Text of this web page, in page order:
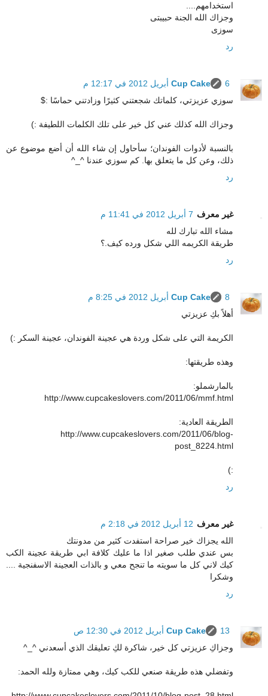
استخدامهم....
وجزاك الله الجنة حبيبتى
سوزى
رد
Cup Cake
6 أبريل 2012 في 12:17 م
سوزي عزيزتي، كلماتك شجعتني كثيرًا وزادتني حماسًا :$
وجزاك الله كذلك عني كل خير على تلك الكلمات اللطيفة :)
بالنسبة لأدوات الفوندان؛ سأحاول إن شاء الله أن أضع موضوع عن
ذلك، وعن كل ما يتعلق بها. كم سوزي عندنا ^_^
رد
غير معرف 7 أبريل 2012 في 11:41 م
مشاء الله تبارك لله
طريقة الكريمه اللي شكل ورده كيف.؟
رد
Cup Cake
8 أبريل 2012 في 8:25 م
أهلاً بكِ عزيزتي
الكريمة التي على شكل وردة هي عجينة الفوندان، عجينة السكر :)
وهذه طريقتها:
بالمارشملو:
http://www.cupcakeslovers.com/2011/06/mmf.html
الطريقة العادية:
http://www.cupcakeslovers.com/2011/06/blog-
post_8224.html
:)
رد
غير معرف 12 أبريل 2012 في 2:18 م
الله يجزاك خير صراحة استفدت كثير من مدونتك
بس عندي طلب صغير اذا ما عليك كلافة ابي طريقة عجينة الكب
كيك لاني كل ما سويته ما تنجح معي و بالذات العجينة الاسفنجية ....
وشكرا
رد
Cup Cake
13 أبريل 2012 في 12:30 ص
وجزاكِ عزيزتي كل خير، شاكرة لكِ تعليقك الذي أسعدني ^_^
وتفضلي هذه طريقة صنعي للكب كيك، وهي ممتازة ولله الحمد: